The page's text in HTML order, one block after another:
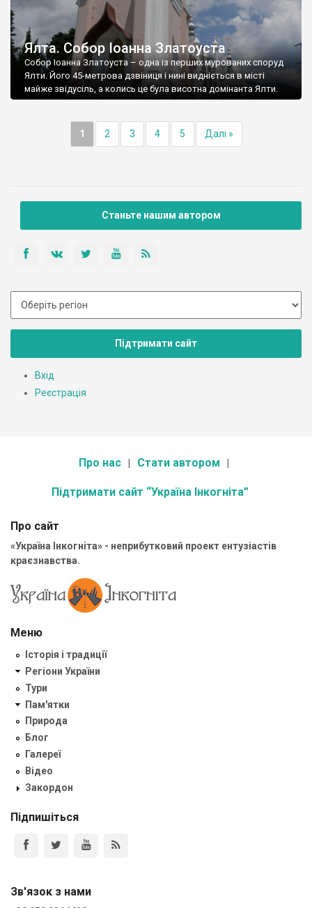
Ялта. Собор Іоанна Златоуста
Собор Іоанна Златоуста – одна із перших мурованих споруд
Ялти. Його 45-метрова дзвіниця і нині видніється в місті
майже звідусіль, а колись це була висотна домінанта Ялти.
1 2 3 4 5 Далі »
Станьте нашим автором
Підтримати сайт
Вхід
Реєстрація
Про нас Стати автором
Підтримати сайт “Україна Інкогніта”
Про сайт
«Україна Інкогніта» - неприбутковий проект ентузіастів
краєзнавства.
Меню
Історія і традиції
Регіони України
Тури
Пам'ятки
Природа
Блог
Галереї
Відео
Закордон
Підпишіться
Зв'язок з нами